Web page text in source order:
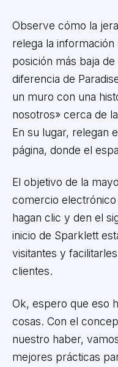
Observe cómo la
relega la
posición más baja
diferencia de
un muro con una
nosotros» cerca de
En su lugar, relegan
página, donde el
El objetivo de la
comercio
hagan clic y den el
inicio de Sparklett
visitantes y
clientes.
Ok, espero que eso
cosas. Con el
nuestro haber,
mejores prácticas